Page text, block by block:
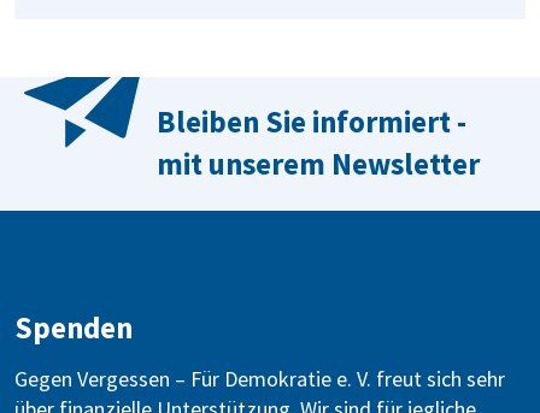
Bleiben Sie informiert -
mit unserem Newsletter
Spenden
Gegen Vergessen – Für Demokratie e. V. freut sich sehr